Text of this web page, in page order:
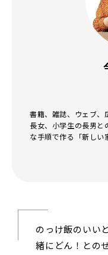
書籍、雑誌、ウェブ、
長女、小学生の長男
な手順で作る「新しい
のっけ飯のいい
緒にどん！との